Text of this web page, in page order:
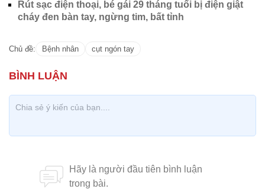
Rút sạc điện thoại, bé gái 29 tháng tuổi bị điện giật
cháy đen bàn tay, ngừng tim, bất tỉnh
Chủ đề: Bệnh nhân cụt ngón tay